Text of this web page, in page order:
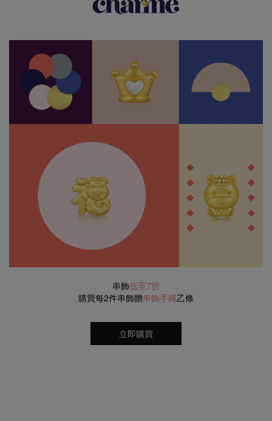
串飾低至7折
購買每2件串飾贈串飾手繩乙條
立即購買